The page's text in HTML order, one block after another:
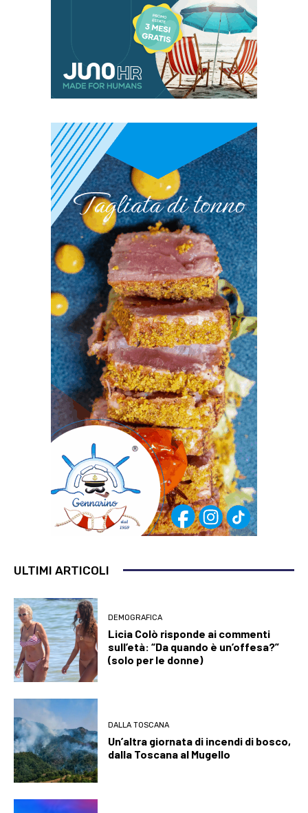
ULTIMI ARTICOLI
DEMOGRAFICA
Licia Colò risponde ai commenti
sull’età: “Da quando è un’offesa?”
(solo per le donne)
DALLA TOSCANA
Un’altra giornata di incendi di bosco,
dalla Toscana al Mugello